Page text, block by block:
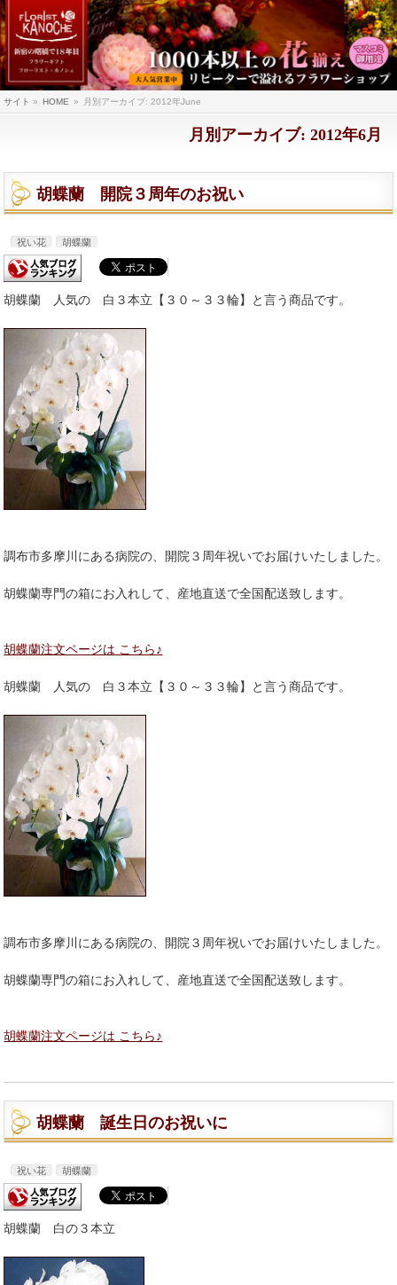
サイト » HOME » 月別アーカイブ: 2012年June
月別アーカイブ: 2012年6月
胡蝶蘭 開院３周年のお祝い
祝い花 胡蝶蘭
胡蝶蘭 人気の 白３本立【３０～３３輪】と言う商品です。
調布市多摩川にある病院の、開院３周年祝いでお届けいたしました。
胡蝶蘭専門の箱にお入れして、産地直送で全国配送致します。
胡蝶蘭注文ページは こちら♪
胡蝶蘭 人気の 白３本立【３０～３３輪】と言う商品です。
調布市多摩川にある病院の、開院３周年祝いでお届けいたしました。
胡蝶蘭専門の箱にお入れして、産地直送で全国配送致します。
胡蝶蘭注文ページは こちら♪
胡蝶蘭 誕生日のお祝いに
祝い花 胡蝶蘭
胡蝶蘭 白の３本立